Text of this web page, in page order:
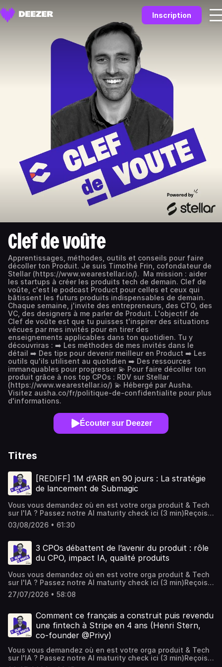
Inscription
Clef de voûte
Apprentissages, méthodes, outils et conseils pour faire
décoller ton Produit. Je suis Timothé Frin, cofondateur de
Stellar (https://www.wearestellar.io/). Ma mission : aider
les startups à créer les produits tech de demain. Clef de
voûte, c'est le podcast Product pour celles et ceux qui
bâtissent les futurs produits indispensables de demain.
Chaque semaine, j'invite des entrepreneurs, des CTO, des
VC, des designers à me parler de Produit. L'objectif de
Clef de voûte est que tu puisses t'inspirer des situations
vécues par mes invités pour en tirer des
enseignements applicables dans ton quotidien. Tu y
découvriras : ➡️ Les méthodes de mes invités dans le
détail ➡️ Des tips pour devenir meilleur en Product ➡️ Les
outils qu'ils utilisent au quotidien ➡️ Des ressources
immanquables pour progresser 💫 Pour faire décoller ton
produit grâce à nos top CPOs : RDV sur Stellar
(https://www.wearestellar.io/) 💫 Hébergé par Ausha.
Visitez ausha.co/fr/politique-de-confidentialite pour plus
d'informations.
Écouter sur Deezer
Titres
[REDIFF] 1M d’ARR en 90 jours : La stratégie
de lancement de Submagic
Vous vous demandez où en est votre orga produit & Tech
sur l'IA ? Passez notre AI maturity check ici (3 min)Reçois
les analyses approfondies de chaque épisode en
t'inscrivant à la newsletter Clef de voûte--Dans cet
fondateur de Submagic. Lancé en plein essor de l'IA
générative, Submagic permet aux SMBs de créer du
contenu vidéo sans réelles compétences.David a fait le
fonds de Produits IA s'enchaînent. Ça ne les a pas
empêchés de connaître une croissance quasi-instantanée
avec leur 1er Million d'ARR atteint en 90 jours.Dans cet
épisode, on aborde :Comment générer 1M d'ARR en 3 mois
fonctionnalité.Quelles stratégies d'affiliation et
d'influence activer.Comment scaler sans équipe
Sales.Pourquoi recruter un profil Produit pour optimiser la
conversion.Bonne écoute.---[00:00] Introduction[01:48]
Origine de Submagic[03:23] Le choix du bootstrap[06:40]
Tester les associés[10:26] Refuser de lever des
fonds[15:34] Focus sur le format court[23:12] Influence et
03/08/2026 • 61:30
3 CPOs débattent de l’avenir du produit : rôle
du CPO, impact IA, qualité produits
Vous vous demandez où en est votre orga produit & Tech
sur l'IA ? Passez notre AI maturity check ici (3 min)Reçois
les analyses approfondies de chaque épisode en
t'inscrivant à la newsletter Clef de voûte---Le CPO
mesurable.L'IA dégrade la qualité des produits.Trois
affirmations volontairement clivantes.Trois CPOs pour en
débattre.Un nouveau format sur la chaîne.Pour ce premier
débat, j'ai invité trois CPOs de la communauté Stellar :→
Nathalie Edlinger, CPO chez Paladin et Ex-CPO chez Jaji.→
Geoffrey Janvier, ex-Chief Innovation Officer chez
Cegid.→ Arthur Rougier, ex-CPO chez JobTeaser, ex-VP
27/07/2026 • 58:08
Comment ce français a construit puis revendu
une fintech à Stripe en 4 ans (Henri Stern,
co-founder @Privy)
Vous vous demandez où en est votre orga produit & Tech
sur l'IA ? Passez notre AI maturity check ici (3 min)Reçois